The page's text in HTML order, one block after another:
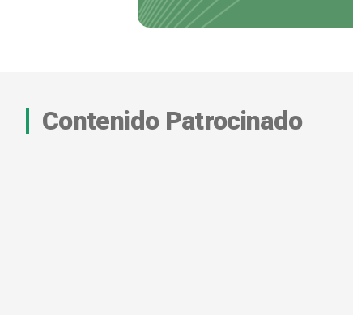
Contenido Patrocinado